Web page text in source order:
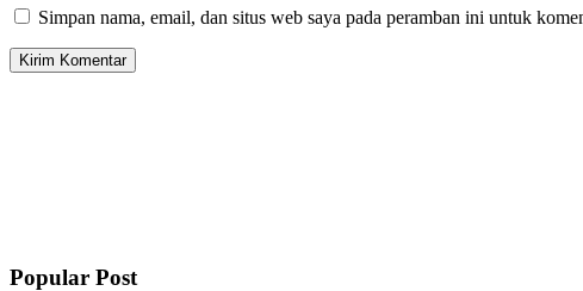
Simpan nama, email, dan situs web saya pada peramban ini untuk
Popular Post